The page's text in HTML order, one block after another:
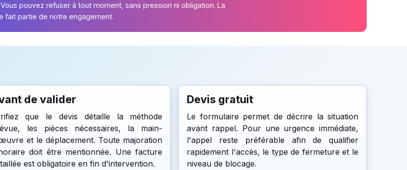
pouvez refuser à tout moment, sans pression ni obligation. La
fait partie de notre engagement.
de valider
que le devis détaille la méthode
les pièces nécessaires, la main-
et le déplacement. Toute majoration
doit être mentionnée. Une facture
est obligatoire en fin d'intervention.
Devis gratuit
Le formulaire permet de décrire la situation
avant rappel. Pour une urgence immédiate,
l'appel reste préférable afin de qualifier
rapidement l'accès, le type de fermeture et le
niveau de blocage.